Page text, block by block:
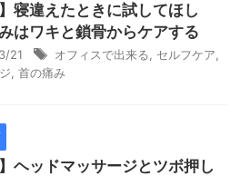
】寝違えたときに試してほし
はワキと鎖骨からケアする
21 オフィスで出来る セルフケア
首の痛み
】ヘッドマッサージとツボ押し